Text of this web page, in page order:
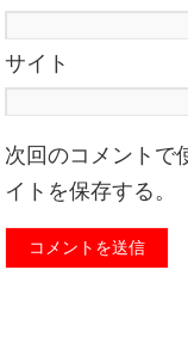
サイト
次回のコメントで
イトを保存する。